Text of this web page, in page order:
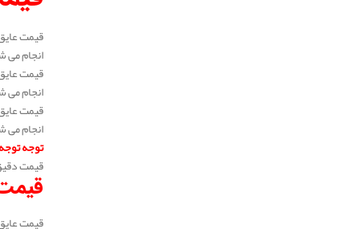
انجام می شود
انجام می شود
انجام می شود
توجه
قیمت